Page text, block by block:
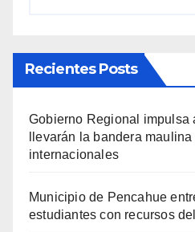
Recientes Posts
Gobierno Regional impulsa
llevarán la bandera
internacionales
Municipio de Pencahue
estudiantes con recursos